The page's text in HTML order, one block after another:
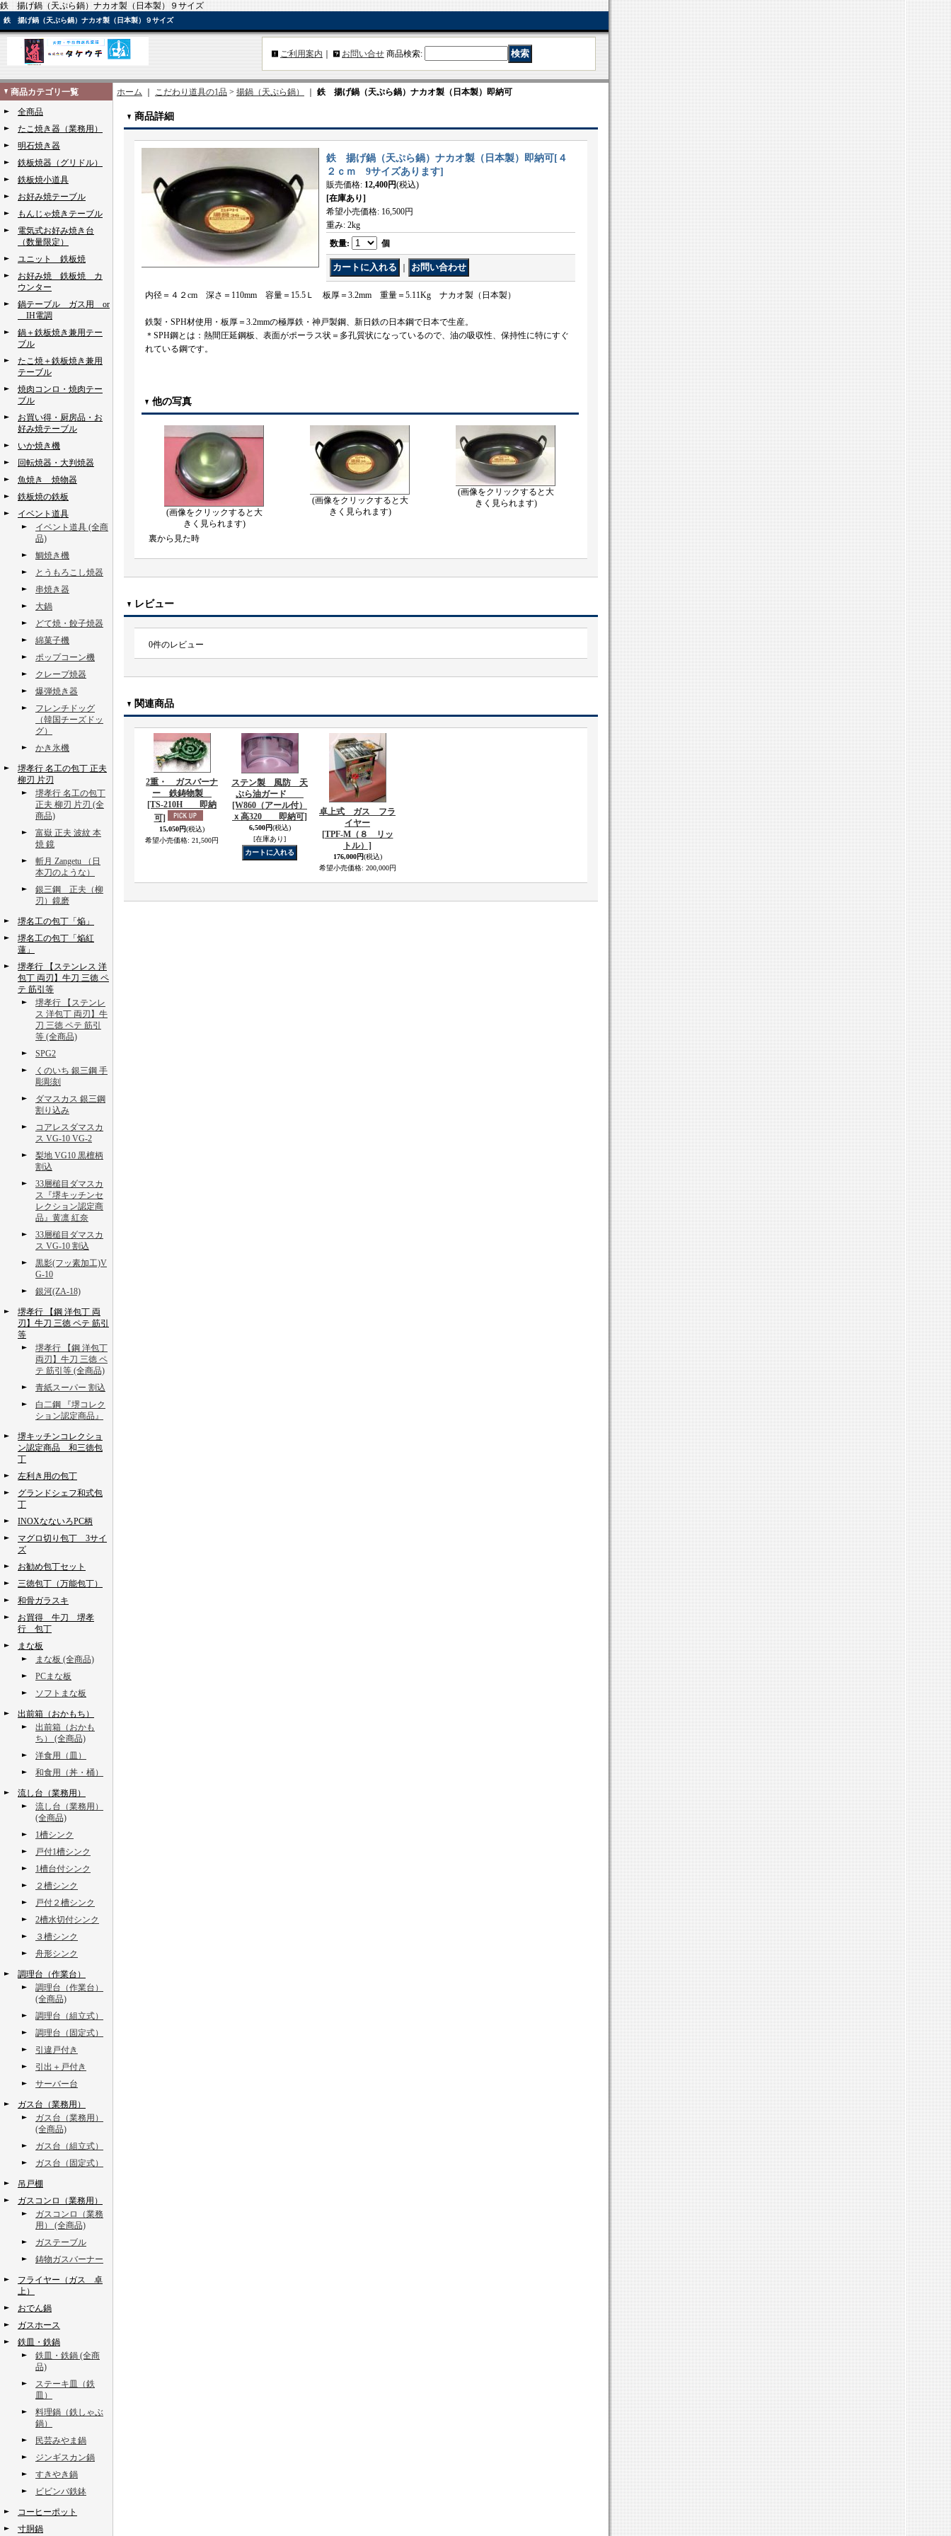
鉄 揚げ鍋（天ぷら鍋）ナカオ製（日本製）９サイズ
鉄 揚げ鍋（天ぷら鍋）ナカオ製（日本製）９サイズ
ご利用案内 お問い合せ 商品検索:
商品カテゴリ一覧
全商品
たこ焼き器（業務用）
明石焼き器
鉄板焼器（グリドル）
鉄板焼小道具
お好み焼テーブル
もんじゃ焼きテーブル
電気式お好み焼き台
（数量限定）
ユニット 鉄板焼
お好み焼 鉄板焼 カ
ウンター
鍋テーブル ガス用 or
IH電調
鍋＋鉄板焼き兼用テー
ブル
たこ焼＋鉄板焼き兼用
テーブル
焼肉コンロ・焼肉テー
ブル
お買い得・厨房品・お
好み焼テーブル
いか焼き機
回転焼器・大判焼器
魚焼き 焼物器
鉄板焼の鉄板
イベント道具
イベント道具 (全商
品)
鯛焼き機
とうもろこし焼器
串焼き器
大鍋
どて焼・餃子焼器
綿菓子機
ポップコーン機
クレープ焼器
爆弾焼き器
フレンチドッグ
（韓国チーズドッ
グ）
かき氷機
堺孝行 名工の包丁 正夫
柳刃 片刃
堺孝行 名工の包丁
正夫 柳刃 片刃 (全
商品)
富嶽 正夫 波紋 本
焼 鏡
斬月 Zangetu （日
本刀のような）
銀三鋼 正夫（柳
刃）鏡磨
堺名工の包丁「焔」
堺名工の包丁「焔紅
蓮」
堺孝行 【ステンレス 洋
包丁 両刃】牛刀 三徳 ペ
テ 筋引等
堺孝行 【ステンレ
ス 洋包丁 両刃】牛
刀 三徳 ペテ 筋引
等 (全商品)
SPG2
くのいち 銀三鋼 手
彫彫刻
ダマスカス 銀三鋼
割り込み
コアレスダマスカ
ス VG-10 VG-2
梨地 VG10 黒檀柄
割込
33層槌目ダマスカ
ス『堺キッチンセ
レクション認定商
品』黄凛 紅奈
33層槌目ダマスカ
ス VG-10 割込
黒影(フッ素加工)V
G-10
銀河(ZA-18)
堺孝行 【鋼 洋包丁 両
刃】牛刀 三徳 ペテ 筋引
等
堺孝行 【鋼 洋包丁
両刃】牛刀 三徳 ペ
テ 筋引等 (全商品)
青紙スーパー 割込
白二鋼 『堺コレク
ション認定商品』
堺キッチンコレクショ
ン認定商品 和三徳包
丁
左利き用の包丁
グランドシェフ和式包
丁
INOXなないろPC柄
マグロ切り包丁 3サイ
ズ
お勧め包丁セット
三徳包丁（万能包丁）
和骨ガラスキ
お買得 牛刀 堺孝
行 包丁
まな板
まな板 (全商品)
PCまな板
ソフトまな板
出前箱（おかもち）
出前箱（おかも
ち） (全商品)
洋食用（皿）
和食用（丼・桶）
流し台（業務用）
流し台（業務用）
(全商品)
1槽シンク
戸付1槽シンク
1槽台付シンク
２槽シンク
戸付２槽シンク
2槽水切付シンク
３槽シンク
舟形シンク
調理台（作業台）
調理台（作業台）
(全商品)
調理台（組立式）
調理台（固定式）
引違戸付き
引出＋戸付き
サーバー台
ガス台（業務用）
ガス台（業務用）
(全商品)
ガス台（組立式）
ガス台（固定式）
吊戸棚
ガスコンロ（業務用）
ガスコンロ（業務
用） (全商品)
ガステーブル
鋳物ガスバーナー
フライヤー（ガス 卓
上）
おでん鍋
ガスホース
鉄皿・鉄鍋
鉄皿・鉄鍋 (全商
品)
ステーキ皿（鉄
皿）
料理鍋（鉄しゃぶ
鍋）
民芸みやま鍋
ジンギスカン鍋
すきやき鍋
ビビンバ鉄鉢
コーヒーポット
寸胴鍋
ホーム こだわり道具の1品 > 揚鍋（天ぷら鍋） 鉄 揚げ鍋（天ぷら鍋）ナカオ製（日本製）即納可
商品詳細
鉄 揚げ鍋（天ぷら鍋）ナカオ製（日本製）即納可[ ４
２ｃｍ 9サイズあります]
販売価格: 12,400円(税込)
[在庫あり]
希望小売価格: 16,500円
重み: 2kg
数量: 個
内径＝４２cm 深さ＝110mm 容量＝15.5Ｌ 板厚＝3.2mm 重量＝5.11Kg ナカオ製（日本製）
鉄製・SPH材使用・板厚＝3.2mmの極厚鉄・神戸製鋼、新日鉄の日本鋼で日本で生産。
＊SPH鋼とは：熱間圧延鋼板、表面がポーラス状＝多孔質状になっているので、油の吸収性、保持性に特にすぐ
れている鋼です。
他の写真
(画像をクリックすると大
きく見られます)
裏から見た時
(画像をクリックすると大
きく見られます)
(画像をクリックすると大
きく見られます)
レビュー
0件のレビュー
関連商品
2重・ ガスバーナ
ー 鉄鋳物製
[TS-210H 即納
可]
15,050円(税込)
希望小売価格: 21,500円
ステン製 風防 天
ぷら油ガード
[W860（アール付）
ｘ高320 即納可]
6,500円(税込)
[在庫あり]
卓上式 ガス フラ
イヤー
[TPF-M（８ リッ
トル）]
176,000円(税込)
希望小売価格: 200,000円